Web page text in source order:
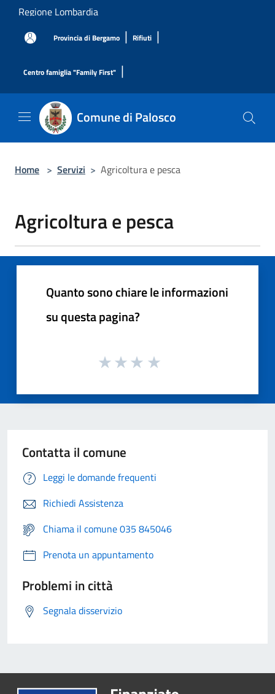
Salta al contenuto principale
Regione Lombardia
Provincia di Bergamo | Rifiuti |
Centro famiglia "Family First" |
Comune di Palosco
Home > Servizi > Agricoltura e pesca
Agricoltura e pesca
Quanto sono chiare le informazioni
su questa pagina?
Contatta il comune
Leggi le domande frequenti
Richiedi Assistenza
Chiama il comune 035 845046
Prenota un appuntamento
Problemi in città
Segnala disservizio